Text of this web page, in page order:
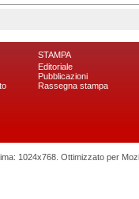
STAMPA
Editoriale
Pubblicazioni
Rassegna stampa
1024x768. Ottimizzato per